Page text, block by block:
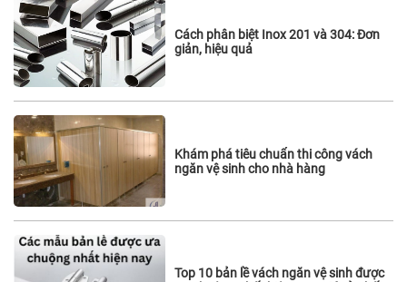
Cách phân biệt Inox 201 và 304: Đơn
giản, hiệu quả
Khám phá tiêu chuẩn thi công vách
ngăn vệ sinh cho nhà hàng
Top 10 bản lề vách ngăn vệ sinh được